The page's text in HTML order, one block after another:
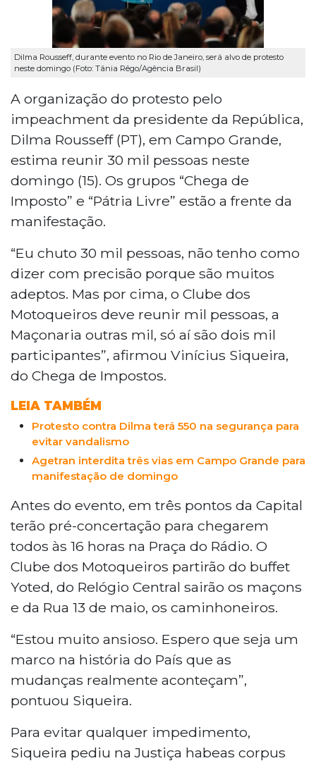
Dilma Rousseff, durante evento no Rio de Janeiro, será alvo de protesto
neste domingo (Foto: Tânia Rêgo/Agência Brasil)
A organização do protesto pelo
impeachment da presidente da República,
Dilma Rousseff (PT), em Campo Grande,
estima reunir 30 mil pessoas neste
domingo (15). Os grupos “Chega de
Imposto” e “Pátria Livre” estão a frente da
manifestação.
“Eu chuto 30 mil pessoas, não tenho como
dizer com precisão porque são muitos
adeptos. Mas por cima, o Clube dos
Motoqueiros deve reunir mil pessoas, a
Maçonaria outras mil, só aí são dois mil
participantes”, afirmou Vinícius Siqueira,
do Chega de Impostos.
LEIA TAMBÉM
Protesto contra Dilma terá 550 na segurança para
evitar vandalismo
Agetran interdita três vias em Campo Grande para
manifestação de domingo
Antes do evento, em três pontos da Capital
terão pré-concertação para chegarem
todos às 16 horas na Praça do Rádio. O
Clube dos Motoqueiros partirão do buffet
Yoted, do Relógio Central sairão os maçons
e da Rua 13 de maio, os caminhoneiros.
“Estou muito ansioso. Espero que seja um
marco na história do País que as
mudanças realmente aconteçam”,
pontuou Siqueira.
Para evitar qualquer impedimento,
Siqueira pediu na Justiça habeas corpus